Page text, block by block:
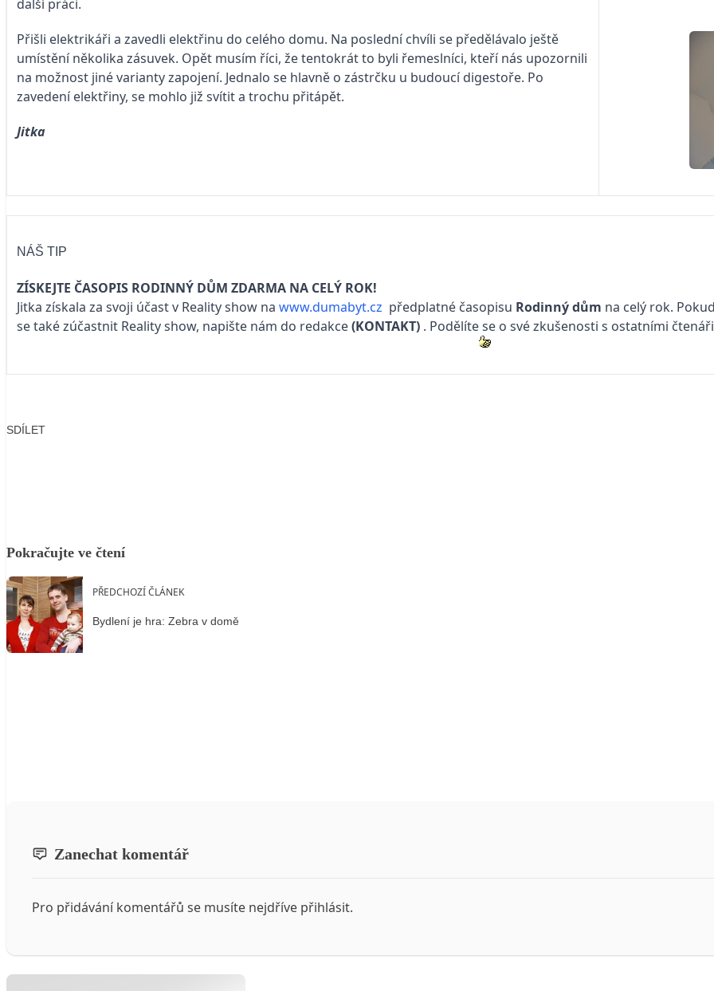
další práci.
Přišli elektrikáři a zavedli elektřinu do celého domu. Na poslední chvíli se předělávalo ještě
umístění několika zásuvek. Opět musím říci, že tentokrát to byli řemeslníci, kteří nás upozornili
na možnost jiné varianty zapojení. Jednalo se hlavně o zástrčku u budoucí digestoře. Po
zavedení elektřiny, se mohlo již svítit a trochu přitápět.
Jitka
NÁŠ TIP
ZÍSKEJTE ČASOPIS RODINNÝ DŮM ZDARMA NA CELÝ ROK!
Jitka získala za svoji účast v Reality show na www.dumabyt.cz předplatné časopisu Rodinný dům na celý rok.
se také zúčastnit Reality show, napište nám do redakce(KONTAKT) . Podělíte se o své zkušenosti s ostatními
SDÍLET
Pokračujte ve čtení
PŘEDCHOZÍ ČLÁNEK
Bydlení je hra: Zebra v domě
Zanechat komentář
Pro přidávání komentářů se musíte nejdříve přihlásit.